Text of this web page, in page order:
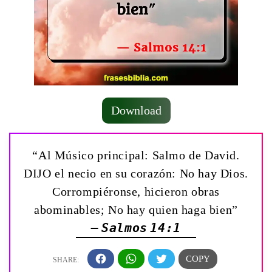
Download
“Al Músico principal: Salmo de David.
DIJO el necio en su corazón: No hay Dios.
Corrompiéronse, hicieron obras
abominables; No hay quien haga bien”
— Salmos 14:1